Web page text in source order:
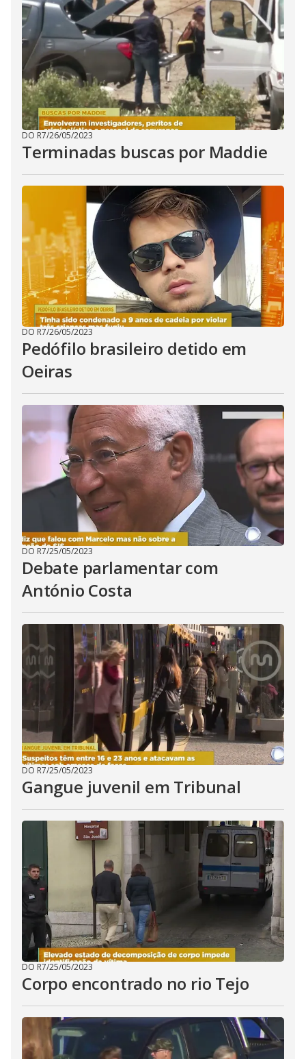
DO R7/26/05/2023
Terminadas buscas por Maddie
DO R7/26/05/2023
Pedófilo brasileiro detido em
Oeiras
DO R7/25/05/2023
Debate parlamentar com
António Costa
DO R7/25/05/2023
Gangue juvenil em Tribunal
DO R7/25/05/2023
Corpo encontrado no rio Tejo